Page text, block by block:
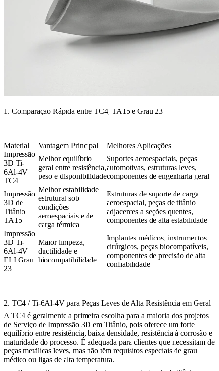
1. Comparação Rápida entre TC4, TA15 e Grau 23
Material Vantagem Principal
Melhores Aplicações
Impressão
3D Ti-
6Al-4V
TC4
Melhor equilíbrio
geral entre resistência,
peso e disponibilidade
Suportes aeroespaciais, peças
automotivas, estruturas leves,
componentes de engenharia geral
Impressão
3D de
Titânio
TA15
Melhor estabilidade
estrutural sob
condições
aeroespaciais e de
carga térmica
Estruturas de suporte de carga
aeroespacial, peças de titânio
adjacentes a seções quentes,
componentes de alta estabilidade
Impressão
3D Ti-
6Al-4V
ELI Grau
23
Maior limpeza,
ductilidade e
biocompatibilidade
Implantes médicos, instrumentos
cirúrgicos, peças biocompatíveis,
componentes de precisão de alta
confiabilidade
2. TC4 / Ti-6Al-4V para Peças Leves de Alta Resistência em Geral
A TC4 é geralmente a primeira escolha para a maioria dos projetos
de Serviço de Impressão 3D em Titânio, pois oferece um forte
equilíbrio entre resistência, baixa densidade, resistência à corrosão e
maturidade do processo. É adequada para clientes que necessitam de
peças metálicas leves, mas não têm requisitos especiais de grau
médico ou ligas de alta temperatura.